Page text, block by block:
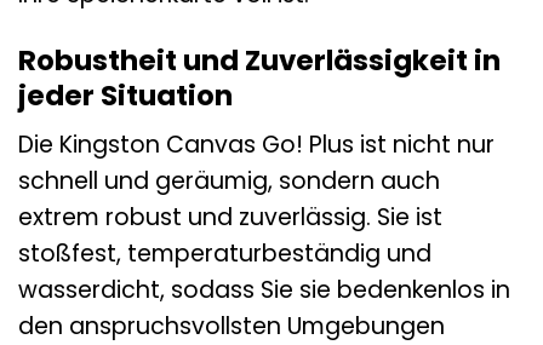
Robustheit und Zuverlässigkeit in
jeder Situation
Die Kingston Canvas Go! Plus ist nicht nur
schnell und geräumig, sondern auch
extrem robust und zuverlässig. Sie ist
stoßfest, temperaturbeständig und
wasserdicht, sodass Sie sie bedenkenlos in
den anspruchsvollsten Umgebungen